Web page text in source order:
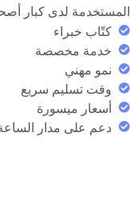
المستخدمة لدى كبار
كتّاب خبراء
خدمة مخصصة
نمو مهني
وقت تسليم سريع
أسعار ميسورة
دعم على مدار